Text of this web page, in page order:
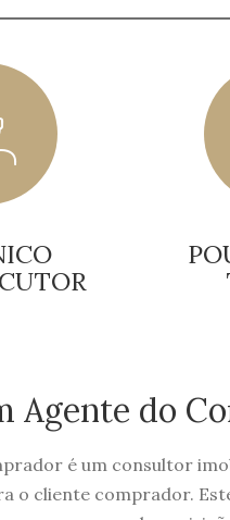
Agente do
é um consultor
o cliente comprador.